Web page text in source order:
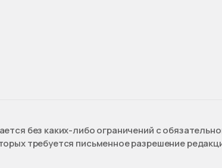
без каких-либо ограничений с
требуется письменное разрешение